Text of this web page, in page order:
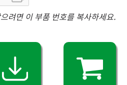
려면 이 부품 번호를 복사하세요.